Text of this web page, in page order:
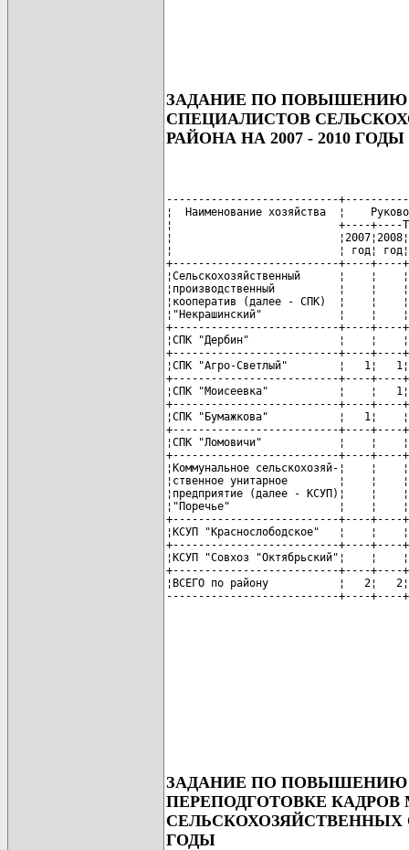
ЗАДАНИЕ ПО ПОВЫШЕНИЮ
СПЕЦИАЛИСТОВ
РАЙОНА НА 2007 - 2010 ГОДЫ
---------------------------
¦  Наименование хозяйства  ¦
¦                          +----+----
¦
¦                          ¦ год¦ год¦
+--------------------------+----+----
¦Сельскохозяйственный      ¦
¦производственный          ¦
¦кооператив (далее - СПК)  ¦
¦"Некрашинский"            ¦    ¦
+--------------------------+----+----
¦СПК "Дербин"              ¦    ¦
+--------------------------+----+----
¦СПК "Агро-Светлый"        ¦   1¦
+--------------------------+----+----
¦СПК "Моисеевка"           ¦    ¦
+--------------------------+----+----
¦СПК "Бумажкова"           ¦   1¦
+--------------------------+----+----
¦СПК "Ломовичи"            ¦    ¦
+--------------------------+----+----
¦Коммунальное сельскохозяй-¦
¦ственное унитарное        ¦
¦предприятие (далее - КСУП)¦
¦"Поречье"                 ¦    ¦
+--------------------------+----+----
¦КСУП "Краснослободское"   ¦
+--------------------------+----+----
¦КСУП "Совхоз "Октябрьский"¦
+--------------------------+----+----
¦ВСЕГО по району           ¦   2¦
---------------------------+----+----
ЗАДАНИЕ ПО
ПЕРЕПОДГОТОВКЕ
СЕЛЬСКОХОЗЯЙСТВЕННЫХ
ГОДЫ